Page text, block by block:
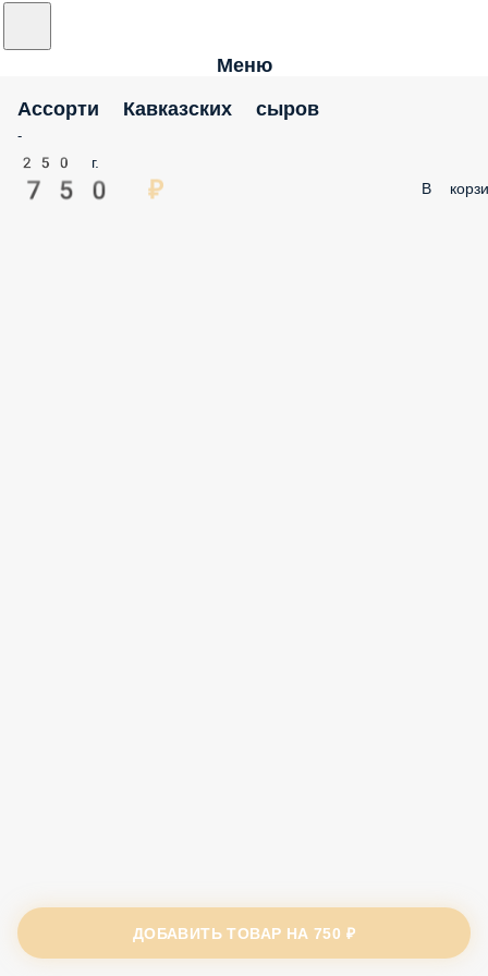
Меню
Ассорти Кавказских сыров
-
250 г.
750 ₽ В
ДОБАВИТЬ ТОВАР НА750 ₽